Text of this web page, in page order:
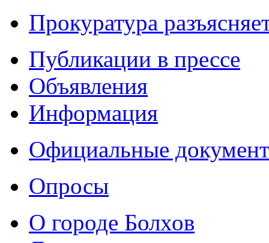
Прокуратура
Публикации в прессе
Объявления
Информация
Официальные
Опросы
О городе Болхов